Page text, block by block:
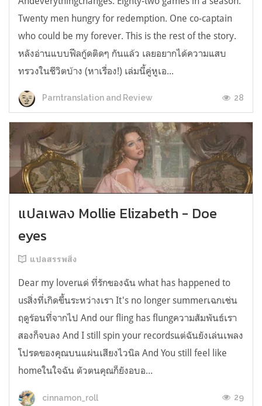
Twenty men hungry for redemption. One co-captain
who could be my forever. This is the rest of the story.
หลังอ่านแบบฟีลกู้ดติดๆ กันแล้ว เลยอยากได้ความแสบ
ทรวงในชีวิตบ้าง (หาเรื่อง!) เล่มนี้คู่หูเอ...
Parntranslation and Review 28
แปลเพลง Mollie Elizabeth - Doe
eyes
แปลสรรพสิ่ง
Dear my loverแด่ ที่รักของฉัน what has happened to
usสิ่งที่เกิดขึ้นระหว่างเรา It's no longer summerเฉกเช่น
ฤดูร้อนที่จากไป And our fling has flungความสัมพันธ์เรา
สองก็จบลง And I still spin your recordsแต่ฉันยังเล่นเพลง
โปรดของคุณบนแผ่นเสียงไวนิล And You still feel like
homeในใจฉัน ตัวตนคุณก็ยังอบอ...
cinnamon_roll 29